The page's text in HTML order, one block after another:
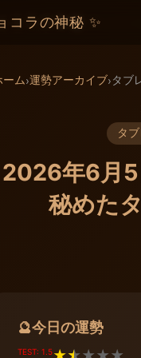
コラの神秘 ✨
ーム›運勢アーカイブ›タブ
タ
2026年6月5
秘めた
🔮今日の運勢
TEST: 1.5